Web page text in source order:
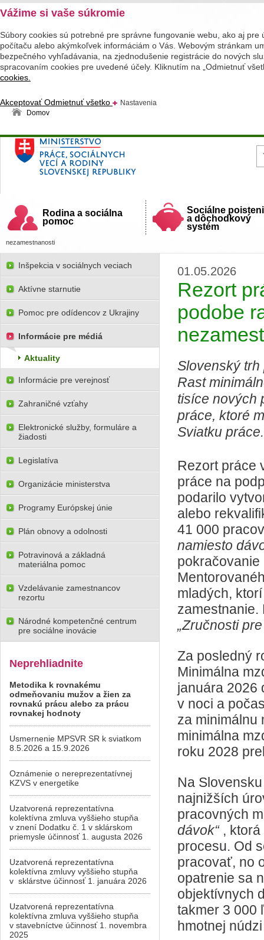
Vážime si vaše súkromie
Súbory cookies sú potrebné pre správne fungovanie webu, ako aj
počítaču alebo akýmkoľvek informáciám o Vás. Webovým stránkam
bezpečného vyhľadávania, na zjednodušenie registrácie do nových
spracovaním cookies pre uvedené účely. Kliknutím na „Odmietnuť
cookies.
AkceptovaťOdmietnuť všetko
Nastavenia
Domov
Ministerstvo práce, sociálnych vecí a rodiny
Slovenskej republiky
Rodina a sociálna
pomoc
Sociálne
a dôchodkový
systém
nezamestnanosti
01.05.2026
Rezort
podobe
Slovenský
Rast
tisíce nových
práce, ktoré
Sviatku práce.
Rezort práce
práce na
podarilo
alebo
41 000
namiesto
mladých,
„Zručnosti
Za posledný
Minimálna
januára 2026
v noci a
za minimálnu
minimálna
roku 2028
Na
najnižších
pracovných
dávok“ ,
procesu. Od
pracovať, no
opatrenie sa
objektívnych
takmer 3 000
hmotnej
Inšpekcia v sociálnych veciach
Aktívne starnutie
Pomoc pre odídencov z Ukrajiny
Informácie pre médiá
Aktuality
Informácie pre verejnosť
Zahraničné vzťahy
Elektronické služby, formuláre a
žiadosti
Legislatíva
Organizácie ministerstva
Programy Európskej únie
Plán obnovy a odolnosti
Potravinová a základná
materiálna pomoc
Vzdelávanie zamestnancov
rezortu
Národné kompetenčné centrum
pre sociálne inovácie
Neprehliadnite
Metodika k rovnakému
odmeňovaniu mužov a žien za
rovnakú prácu alebo za prácu
rovnakej hodnoty
Usmernenie MPSVR SR k sviatkom
8.5.2026 a 15.9.2026
Oznámenie o nereprezentatívnej
KZVS v energetike
Uzatvorená reprezentatívna
kolektívna zmluva vyššieho stupňa
v znení Dodatku č. 1 v sklárskom
priemysle účinnosť 1. augusta 2026
Uzatvorená reprezentatívna
kolektívna zmluvy vyššieho stupňa
v sklárstve účinnosť 1. januára 2026
Uzatvorená reprezentatívna
kolektívna zmluva vyššieho stupňa
v stavebníctve účinnosť 1. novembra
2025